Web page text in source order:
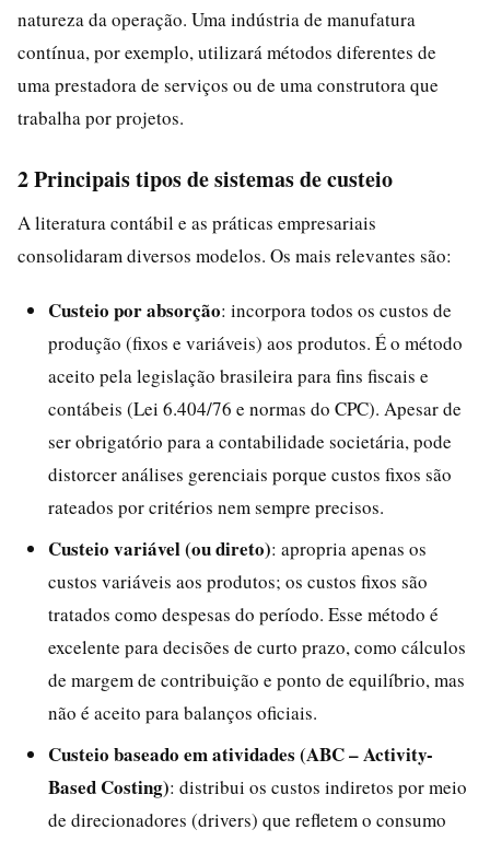
natureza da operação. Uma indústria de manufatura
contínua, por exemplo, utilizará métodos diferentes de
uma prestadora de serviços ou de uma construtora que
trabalha por projetos.
2 Principais tipos de sistemas de custeio
A literatura contábil e as práticas empresariais
consolidaram diversos modelos. Os mais relevantes são:
Custeio por absorção: incorpora todos os custos de
produção (fixos e variáveis) aos produtos. É o método
aceito pela legislação brasileira para fins fiscais e
contábeis (Lei 6.404/76 e normas do CPC). Apesar de
ser obrigatório para a contabilidade societária, pode
distorcer análises gerenciais porque custos fixos são
rateados por critérios nem sempre precisos.
Custeio variável (ou direto): apropria apenas os
custos variáveis aos produtos; os custos fixos são
tratados como despesas do período. Esse método é
excelente para decisões de curto prazo, como cálculos
de margem de contribuição e ponto de equilíbrio, mas
não é aceito para balanços oficiais.
Custeio baseado em atividades (ABC – Activity-
Based Costing): distribui os custos indiretos por meio
de direcionadores (drivers) que refletem o consumo